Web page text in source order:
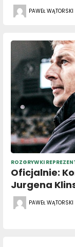
PAWEŁ
ROZGRYWKI
Oficjalnie:
Jurgena
PAWEŁ